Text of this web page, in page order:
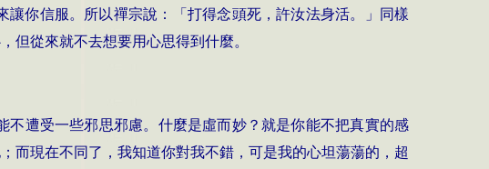
你信服。所以禪宗說：「打得念頭死，許汝法身活。」同樣
但從來就不去想要用心思得到什麼。
遭受一些邪思邪慮。什麼是虛而妙？就是你能不把真實的感
而現在不同了，我知道你對我不錯，可是我的心坦蕩蕩的，超